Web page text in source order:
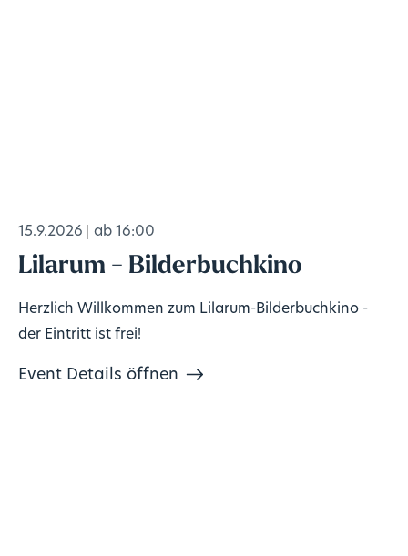
15.9.2026 ab 16:00
Lilarum - Bilderbuchkino
Herzlich Willkommen zum Lilarum-Bilderbuchkino -
der Eintritt ist frei!
Event Details öffnen